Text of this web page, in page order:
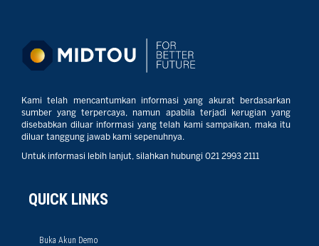
Kami telah mencantumkan informasi yang akurat berdasarkan
sumber yang terpercaya, namun apabila terjadi kerugian yang
disebabkan diluar informasi yang telah kami sampaikan, maka itu
diluar tanggung jawab kami sepenuhnya.
Untuk informasi lebih lanjut, silahkan hubungi 021 2993 2111
QUICK LINKS
Buka Akun Demo